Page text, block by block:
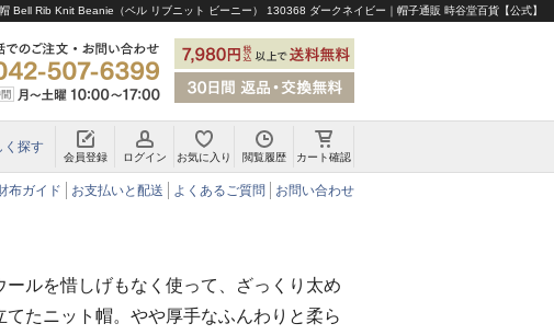
Bell Rib Knit Beanie（ベル リブニット ビーニー） 130368 ダークネイビー｜帽子通販 時谷堂百貨【公式】
く探す
会員登録 ログイン お気に入り 閲覧履歴 カート確認
布ガイド お支払いと配送 よくあるご質問 お問い合わせ
ールを惜しげもなく使って、ざっくり太め
てたニット帽。やや厚手なふんわりと柔ら